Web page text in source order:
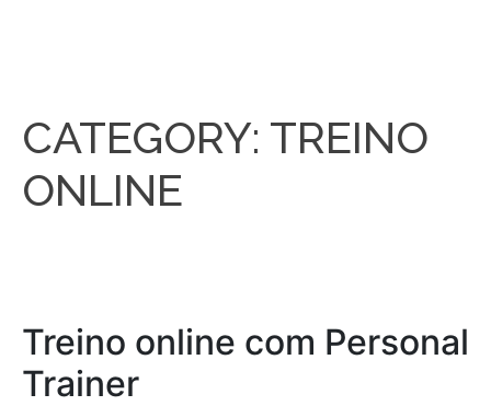
CATEGORY: TREINO
ONLINE
Treino online com Personal
Trainer